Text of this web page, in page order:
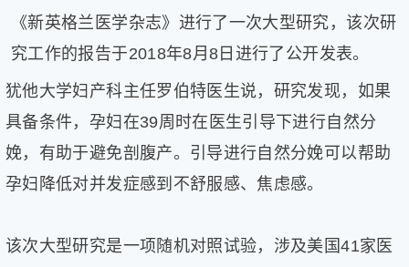
科
技
化
健
家
学
《新英格兰医学杂志》进行了一次大型研究，该次研
究工作的报告于2018年8月8日进行了公开发表。
犹他大学妇产科主任罗伯特医生说，研究发现，如果
具备条件，孕妇在39周时在医生引导下进行自然分
娩，有助于避免剖腹产。引导进行自然分娩可以帮助
孕妇降低对并发症感到不舒服感、焦虑感。
该次大型研究是一项随机对照试验，涉及美国41家医